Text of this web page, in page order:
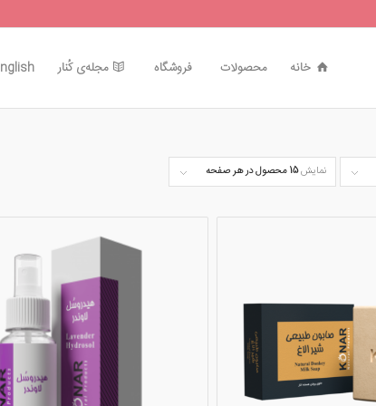
خانه محصولات فروشگاه مجله‌ی کُنار
نمایش15 محصول در هر صفحه